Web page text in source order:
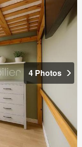
4 Photos